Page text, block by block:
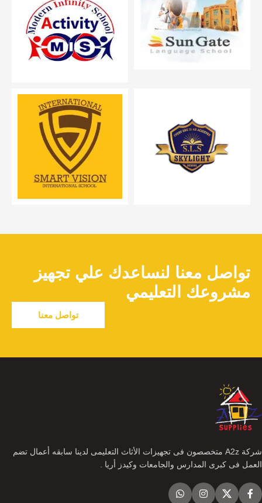
تواصل معنا لنساعدك علي تجهيز
مشروعك التعليمي
تواصل معنا
شركة A2z متخصصون فى تجهيزات الأثاث التعليمى لدينا سابقه أعمال تضم
العمل فى كبرى المدارس والجامعات وكيدز أريا .